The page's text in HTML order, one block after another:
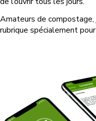
Amateurs de
rubrique spécialement